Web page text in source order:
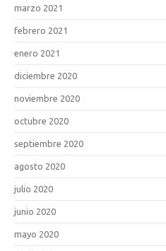
marzo 2021
febrero 2021
enero 2021
diciembre 2020
noviembre 2020
octubre 2020
septiembre 2020
agosto 2020
julio 2020
junio 2020
mayo 2020